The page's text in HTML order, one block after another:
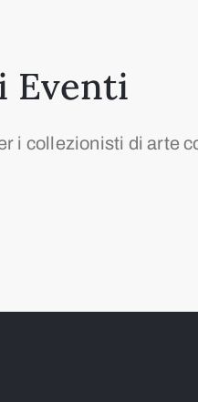
Eventi
i collezionisti di arte